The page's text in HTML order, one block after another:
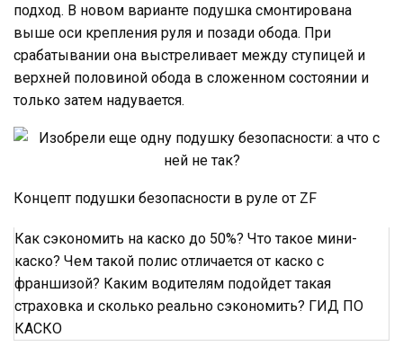
подход. В новом варианте подушка смонтирована
выше оси крепления руля и позади обода. При
срабатывании она выстреливает между ступицей и
верхней половиной обода в сложенном состоянии и
только затем надувается.
Концепт подушки безопасности в руле от ZF
Как сэкономить на каско до 50%? Что такое мини-
каско? Чем такой полис отличается от каско с
франшизой? Каким водителям подойдет такая
страховка и сколько реально сэкономить? ГИД ПО
КАСКО